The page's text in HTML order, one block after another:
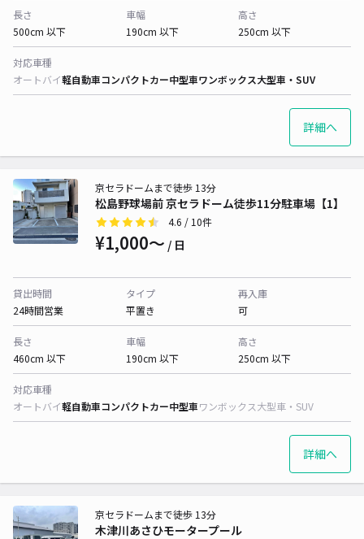
長さ
500cm 以下
車幅
190cm 以下
高さ
250cm 以下
対応車種
オートバイ軽自動車コンパクトカー中型車ワンボックス大型車・SUV
詳細へ
松島野球場前 京セラドーム徒歩11分駐車場【1】
京セラドームまで徒歩 13分
4.6 / 10件
¥1,000〜 / 日
貸出時間
24時間営業
タイプ
平置き
再入庫
可
長さ
460cm 以下
車幅
190cm 以下
高さ
250cm 以下
対応車種
オートバイ軽自動車コンパクトカー中型車ワンボックス大型車・SUV
詳細へ
木津川あさひモータープール
京セラドームまで徒歩 13分